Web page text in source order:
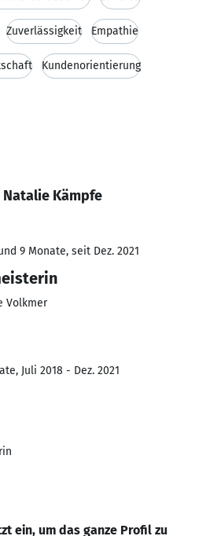
Zuverlässigkeit Empathie
Kundenorientierung
Kämpfe
9 Monate, seit Dez. 2021
Volkmer
Juli 2018 - Dez. 2021
ein, um das ganze Profil zu